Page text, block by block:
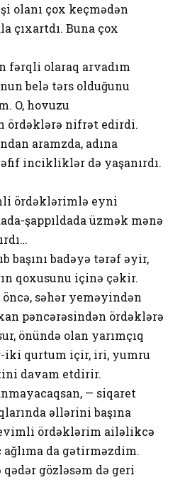
olanı çox keçmədən
çıxartdı. Buna çox
fərqli olaraq arvadım
belə tərs olduğunu
O, hovuzu
nifrət edirdi.
aramzda, adına
incikliklər də yaşanırdı.
ördəklərimlə eyni
şappıldada üzmək mənə
başını badəyə tərəf əyir,
qoxusunu içinə çəkir.
səhər yeməyindən
pəncərəsindən ördəklərə
önündə olan yarımçıq
iki qurtum içir, iri, yumru
davam etdirir.
— siqaret
əllərini başına
ördəklərim ailəlikcə
da gətirməzdim.
qədər gözləsəm də geri